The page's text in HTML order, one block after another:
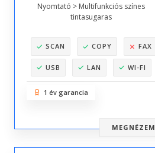
Nyomtató > Multifunkciós színes
tintasugaras
SCAN COPY FAX
USB LAN WI-FI
1 év garancia
MEGNÉZEM